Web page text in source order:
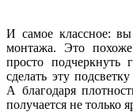
И самое классное:
монтажа. Это
просто подчеркнуть
сделать эту
А благодаря
получается не только